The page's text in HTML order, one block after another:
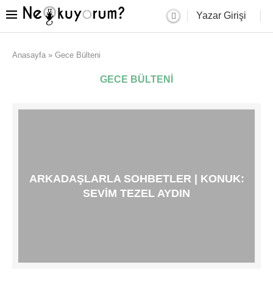
Yazar Girişi
Anasayfa » Gece Bülteni
GECE BÜLTENI
ARKADAŞLARLA SOHBETLER | KONUK:
SEVIM TEZEL AYDIN